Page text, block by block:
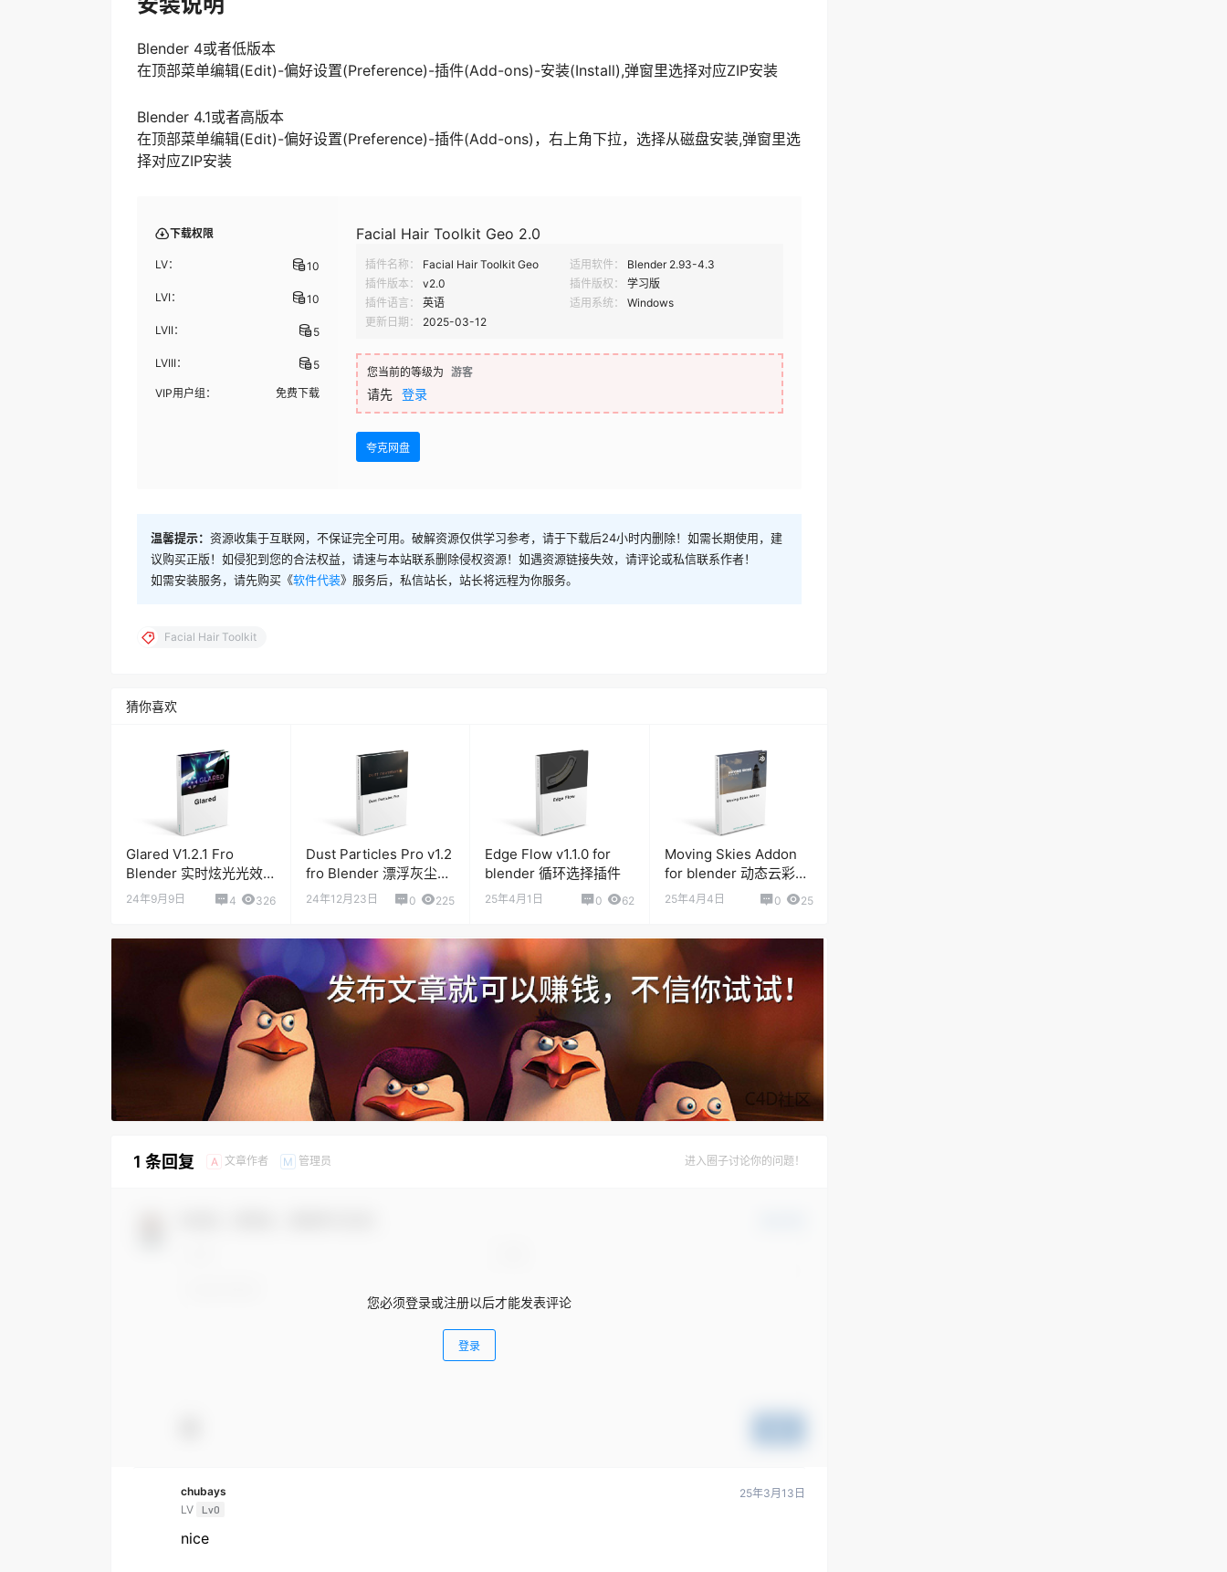
Blender 4或者低版本
在顶部菜单编辑(Edit)-偏好设置(Preference)-插件(Add-ons)-安装(Install),弹窗里选择对应ZIP安装
Blender 4.1或者高版本
在顶部菜单编辑(Edit)-偏好设置(Preference)-插件(Add-ons)，右上角下拉，选择从磁盘安装,弹窗里选
择对应ZIP安装
下载权限
LV： 10
LVI： 10
LVII： 5
LVIII： 5
VIP用户组： 免费下载
Facial Hair Toolkit Geo 2.0
插件名称： Facial Hair Toolkit Geo 适用软件：
Blender 2.93-4.3
插件版本：
v2.0 插件版权：
学习版
插件语言：
英语 适用系统：
Windows
更新日期：
2025-03-12
您当前的等级为 游客
请先 登录
夸克网盘
温馨提示： 资源收集于互联网，不保证完全可用。破解资源仅供学习参考，请于下载后24小时内删除！如需长期使用，建
议购买正版！如侵犯到您的合法权益，请速与本站联系删除侵权资源！如遇资源链接失效，请评论或私信联系作者！
如需安装服务，请先购买《软件代装》服务后，私信站长，站长将远程为你服务。
Facial Hair Toolkit
猜你喜欢
Glared V1.2.1 Fro
Blender 实时炫光光效
插件
24年9月9日 4 326
Dust Particles Pro v1.2
fro Blender 漂浮灰尘粒
子动画预设
24年12月23日 0 225
Edge Flow v1.1.0 for
blender 循环选择插件
25年4月1日 0 62
Moving Skies Addon
for blender 动态云彩天
空插件
25年4月4日 0 25
1 条回复 A 文章作者 M 管理员 进入圈子讨论你的问题！
您必须登录或注册以后才能发表评论
登录
chubays
LV Lv0
25年3月13日
nice